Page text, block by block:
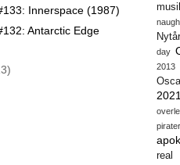
Innerspace (1987)
Antarctic Edge
Nytår
day
2013
pirater
real